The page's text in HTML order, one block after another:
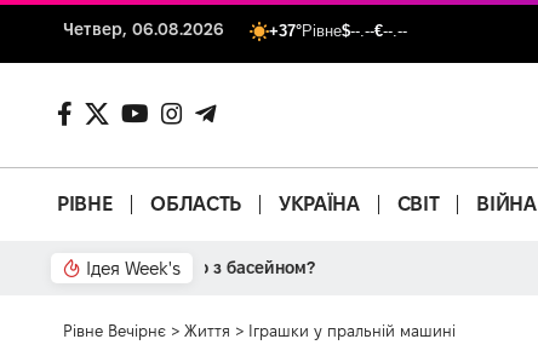
Четвер, 06.08.2026 +37°Рівне$--.--€--.--
РІВНЕ ОБЛАСТЬ УКРАЇНА СВІТ ВІЙНА
Ідея Week's Від паркану до картонки
Рівне Вечірнє > Життя > Іграшки у пральній машині